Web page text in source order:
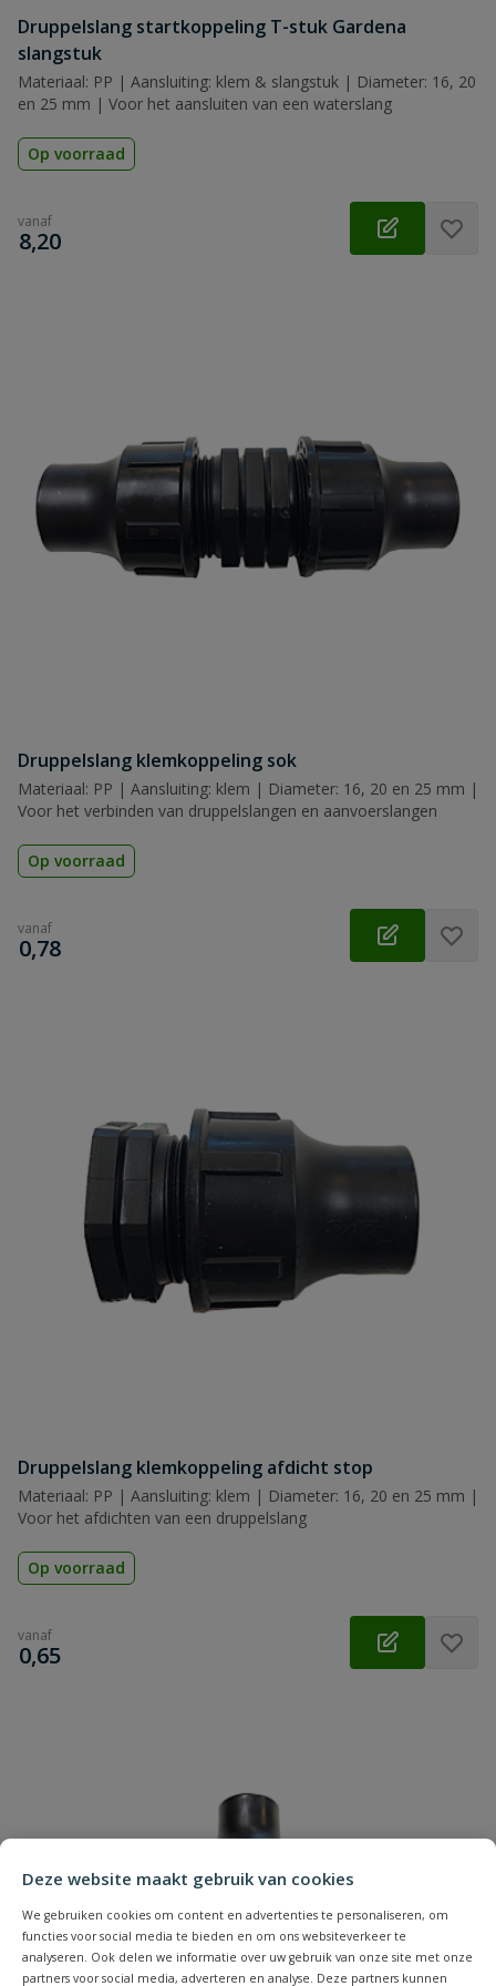
Deze website maakt gebruik van cookies
We gebruiken cookies om content en advertenties te personaliseren, om
functies voor social media te bieden en om ons websiteverkeer te
analyseren. Ook delen we informatie over uw gebruik van onze site met onze
partners voor social media, adverteren en analyse. Deze partners kunnen
Druppelslang startkoppeling T-stuk Gardena
slangstuk
Materiaal: PP | Aansluiting: klem & slangstuk | Diameter: 16, 20
en 25 mm | Voor het aansluiten van een waterslang
Op voorraad
vanaf
€
8,20
Druppelslang klemkoppeling sok
Materiaal: PP | Aansluiting: klem | Diameter: 16, 20 en 25 mm |
Voor het verbinden van druppelslangen en aanvoerslangen
Op voorraad
vanaf
€
0,78
Druppelslang klemkoppeling afdicht stop
Materiaal: PP | Aansluiting: klem | Diameter: 16, 20 en 25 mm |
Voor het afdichten van een druppelslang
Op voorraad
vanaf
€
0,65